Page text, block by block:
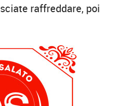
raffreddare, poi